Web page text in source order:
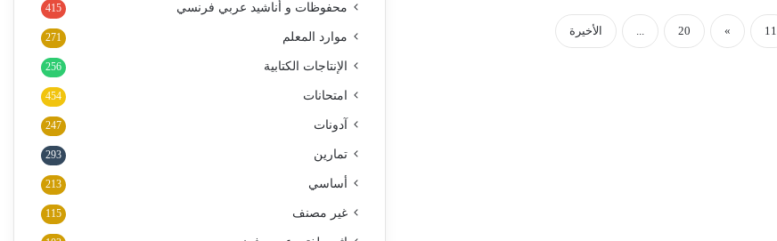
11
»
20
... الأخيرة
محفوظات و أناشيد عربي فرنسي 415
موارد المعلم 271
الإنتاجات الكتابية 256
امتحانات 454
آدونات 247
تمارين 293
أساسي 213
غير مصنف 115